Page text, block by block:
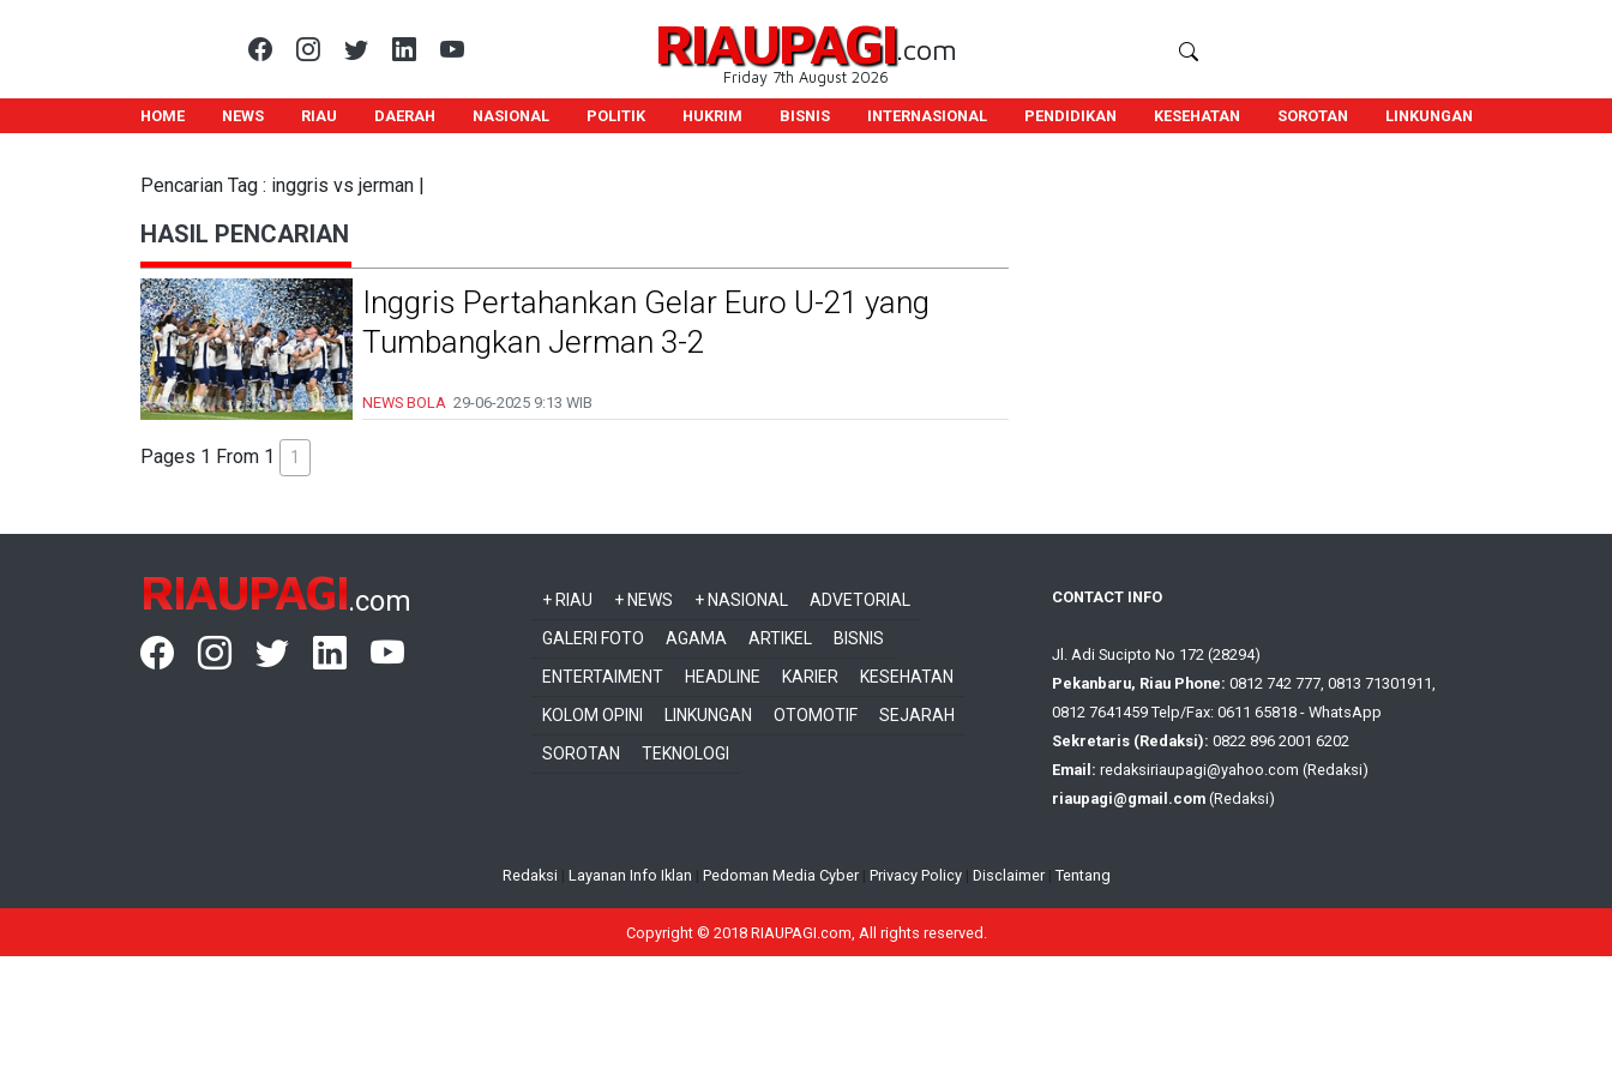
RIAUPAGI.com
Friday 7th August 2026
HOME NEWS RIAU DAERAH NASIONAL POLITIK HUKRIM BISNIS INTERNASIONAL PENDIDIKAN KESEHATAN SOROTAN LINKUNGAN
Pencarian Tag : inggris vs jerman |
HASIL PENCARIAN
Inggris Pertahankan Gelar Euro U-21 yang
Tumbangkan Jerman 3-2
NEWS BOLA 29-06-2025 9:13 WIB
Pages 1 From 1 1
RIAUPAGI.com + RIAU + NEWS + NASIONAL
ADVETORIAL
GALERI FOTO
AGAMA ARTIKEL
BISNIS
ENTERTAIMENT
HEADLINE KARIER
KESEHATAN
KOLOM OPINI
LINKUNGAN OTOMOTIF
SEJARAH
SOROTAN
TEKNOLOGI
CONTACT INFO
Jl. Adi Sucipto No 172 (28294)
Pekanbaru, Riau Phone: 0812 742 777, 0813 71301911,
0812 7641459 Telp/Fax: 0611 65818 - WhatsApp
Sekretaris (Redaksi): 0822 896 2001 6202
Email: redaksiriaupagi@yahoo.com (Redaksi)
riaupagi@gmail.com (Redaksi)
Redaksi Layanan Info Iklan Pedoman Media Cyber| Privacy Policy| Disclaimer| Tentang
Copyright © 2018 RIAUPAGI.com, All rights reserved.